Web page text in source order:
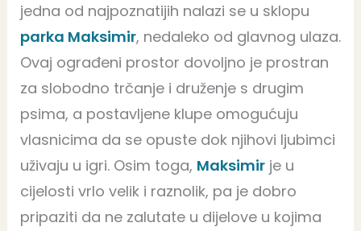
jedna od najpoznatijih nalazi se u sklopu
parka Maksimir, nedaleko od glavnog ulaza.
Ovaj ograđeni prostor dovoljno je prostran
za slobodno trčanje i druženje s drugim
psima, a postavljene klupe omogućuju
vlasnicima da se opuste dok njihovi ljubimci
uživaju u igri. Osim toga, Maksimirje u
cijelosti vrlo velik i raznolik, pa je dobro
pripaziti da ne zalutate u dijelove u kojima